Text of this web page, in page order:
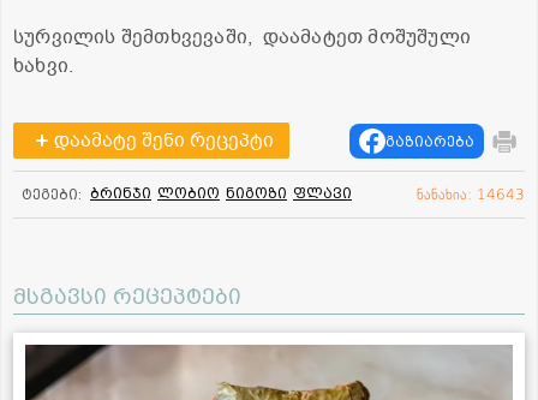
სურვილის შემთხვევაში, დაამატეთ მოშუშული
ხახვი.
დაამატე შენი რეცეპტი გაზიარება
ტეგები: ბრინჯი ლობიო ნიგოზი ფლავი ნანახია: 14643
მსგავსი რეცეპტები